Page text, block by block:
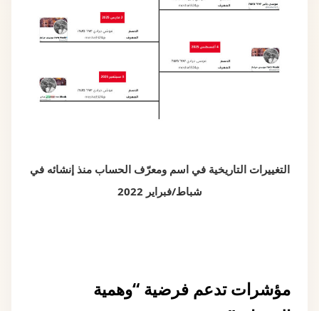
التغييرات التاريخية في اسم ومعرّف الحساب منذ إنشائه في
شباط/فبراير 2022
مؤشرات تدعم فرضية “وهمية